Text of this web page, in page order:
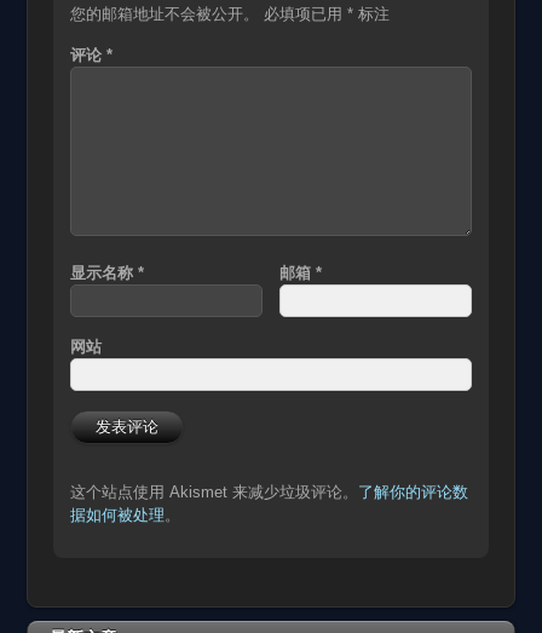
您的邮箱地址不会被公开。 必填项已用 *标注
评论 *
显示名称 * 邮箱 *
网站
这个站点使用 Akismet 来减少垃圾评论。 了解你的评论数
据如何被处理 。